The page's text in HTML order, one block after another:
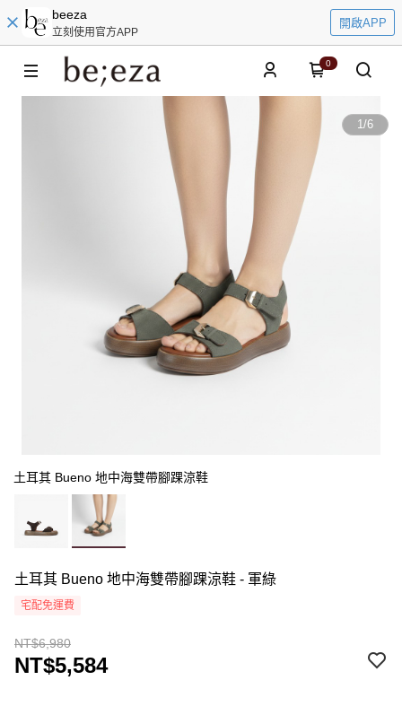
beeza
立刻使用官方APP
開啟APP
0
1/6
土耳其 Bueno 地中海雙帶腳踝涼鞋
土耳其 Bueno 地中海雙帶腳踝涼鞋 - 軍綠
宅配免運費
NT$6,980
NT$5,584